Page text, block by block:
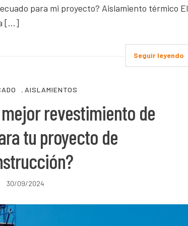
para mi proyecto? Aislamiento térmico El
[…]
Seguir leyendo
, AISLAMIENTOS
revestimiento de
tu proyecto de
30/09/2024